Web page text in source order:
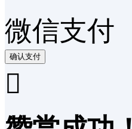
微信支付
确认支付
